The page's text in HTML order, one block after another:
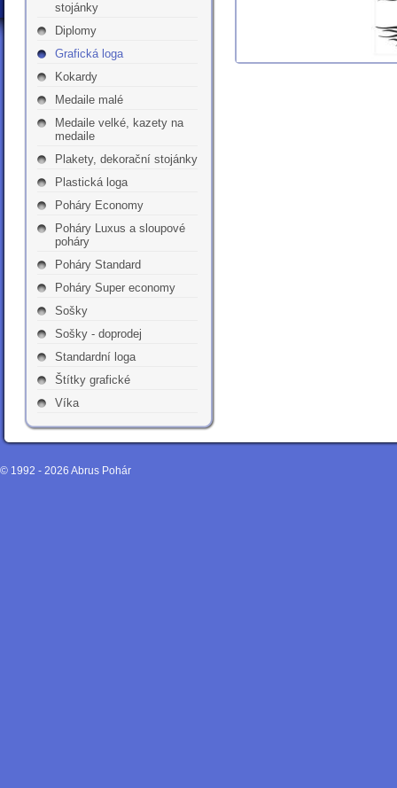
stojánky
Diplomy
Grafická loga
Kokardy
Medaile malé
Medaile velké, kazety na
medaile
Plakety, dekorační stojánky
Plastická loga
Poháry Economy
Poháry Luxus a sloupové
poháry
Poháry Standard
Poháry Super economy
Sošky
Sošky - doprodej
Standardní loga
Štítky grafické
Víka
© 1992 - 2026 Abrus Pohár